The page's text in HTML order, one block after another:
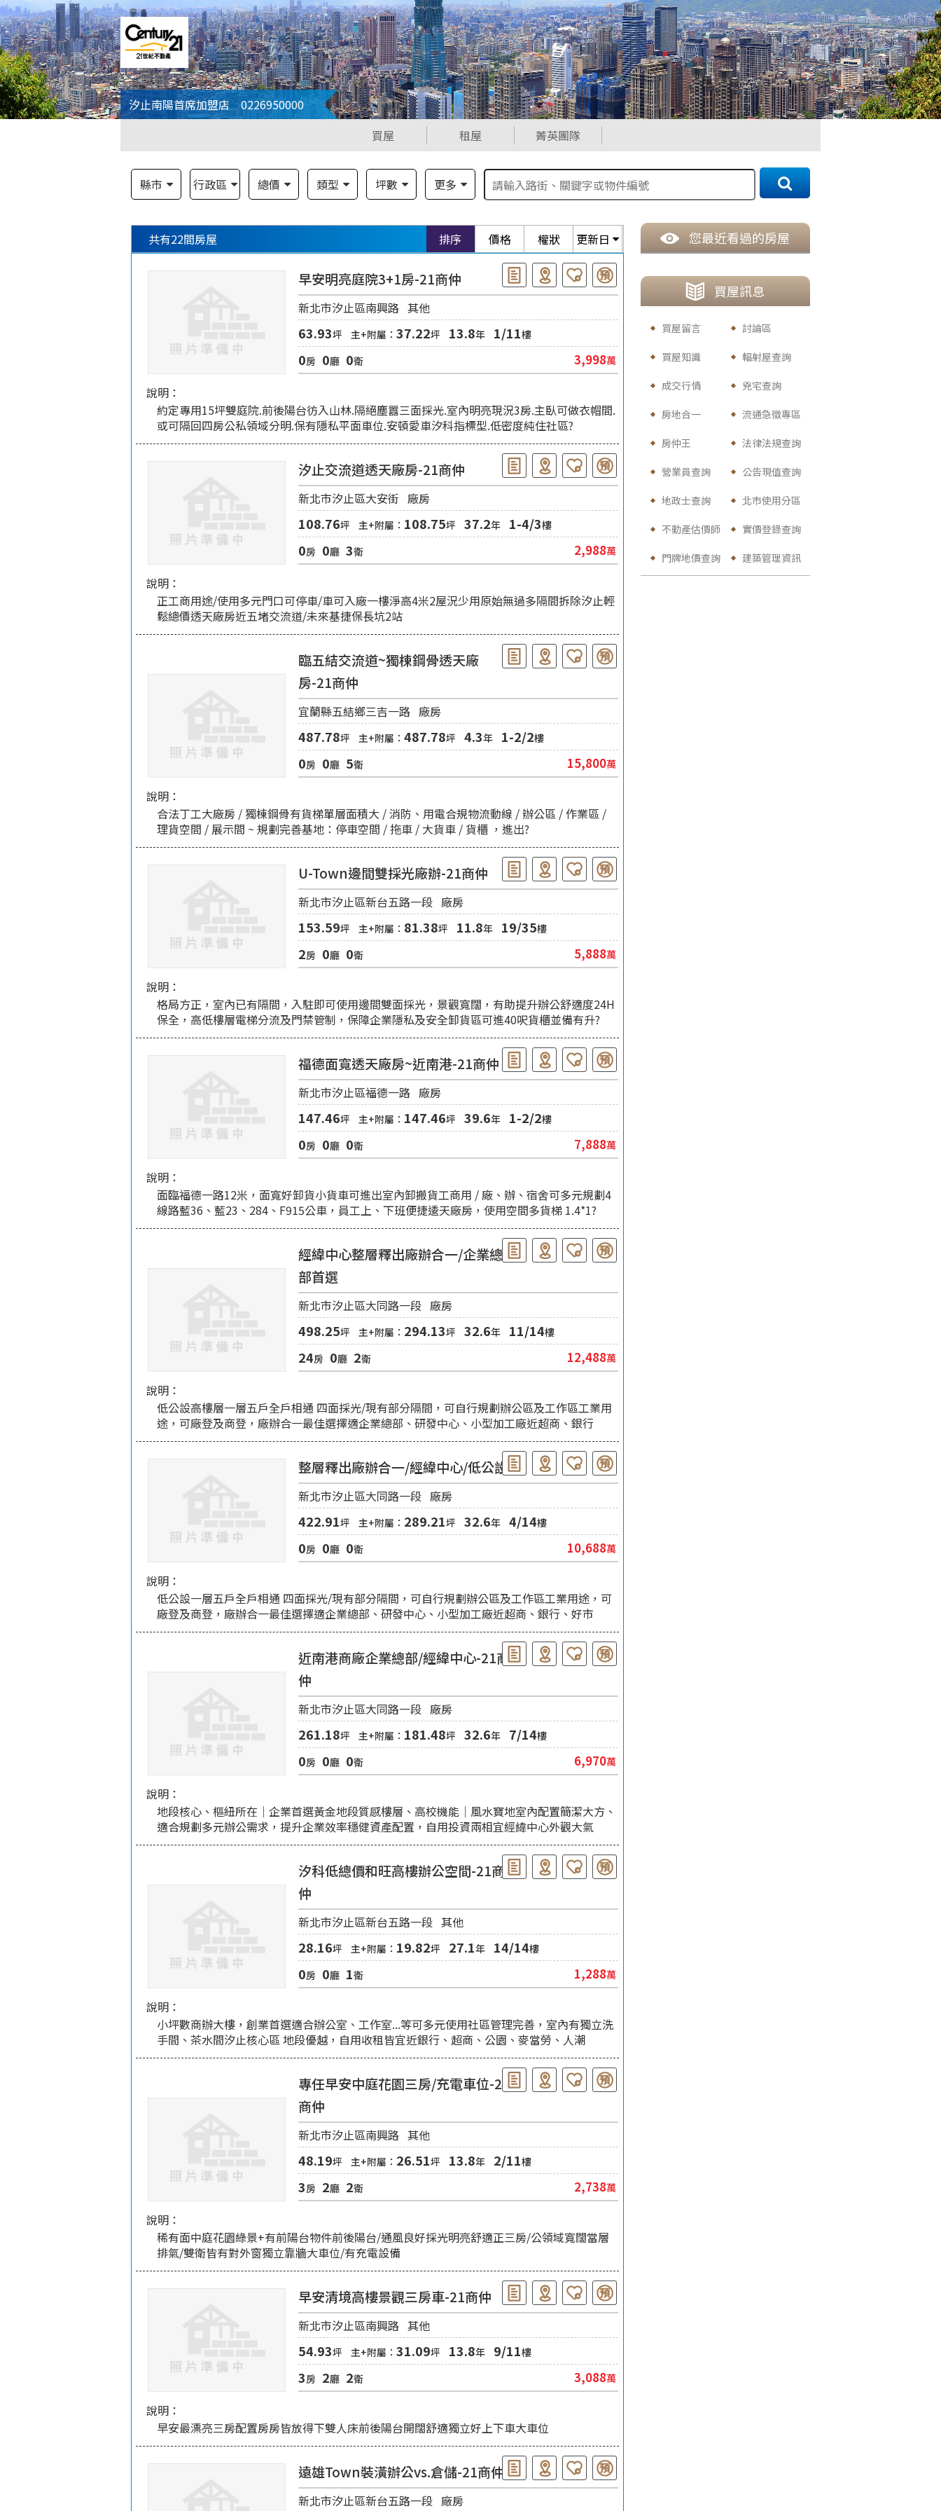
汐止南陽首席加盟店 0226950000
買屋
租屋 菁英團隊
縣市 行政區 總價 類型 坪數 更多
共有22間房屋 排序 價格 權狀 更新日
早安明亮庭院3+1房-21商仲
新北市汐止區南興路 其他
63.93坪 主+附屬：37.22坪 13.8年 1/11樓
0房 0廳 0衛 3,998萬
說明：
約定專用15坪雙庭院.前後陽台彷入山林.隔絕塵囂三面採光.室內明亮現況3房.主臥可做衣帽間.
或可隔回四房公私領域分明.保有隱私平面車位.安頓愛車汐科指標型.低密度純住社區?
汐止交流道透天廠房-21商仲
新北市汐止區大安街 廠房
108.76坪 主+附屬： 108.75坪 37.2年 1-4/3樓
0房 0廳 3衛 2,988萬
說明：
正工商用途/使用多元門口可停車/車可入廠一樓淨高4米2屋況少用原始無過多隔間拆除汐止輕
鬆總價透天廠房近五堵交流道/未來基捷保長坑2站
臨五結交流道~獨棟鋼骨透天廠
房-21商仲
宜蘭縣五結鄉三吉一路 廠房
487.78坪 主+附屬：487.78坪 4.3年 1-2/2樓
0房 0廳 5衛 15,800萬
說明：
合法丁工大廠房 / 獨棟鋼骨有貨梯單層面積大 / 消防、用電合規物流動線 / 辦公區 / 作業區 /
理貨空間 / 展示間 ~ 規劃完善基地：停車空間 / 拖車 / 大貨車 / 貨櫃 ，進出?
U-Town邊間雙採光廠辦-21商仲
新北市汐止區新台五路一段 廠房
153.59坪 主+附屬： 81.38坪 11.8年 19/35樓
2房 0廳 0衛 5,888萬
說明：
格局方正，室內已有隔間，入駐即可使用邊間雙面採光，景觀寬闊，有助提升辦公舒適度24H
保全，高低樓層電梯分流及門禁管制，保障企業隱私及安全卸貨區可進40呎貨櫃並備有升?
福德面寬透天廠房~近南港-21商仲
新北市汐止區福德一路 廠房
147.46坪 主+附屬： 147.46坪 39.6年 1-2/2樓
0房 0廳 0衛 7,888萬
說明：
面臨福德一路12米，面寬好卸貨小貨車可進出室內卸搬貨工商用 / 廠、辦、宿舍可多元規劃4
線路藍36、藍23、284、F915公車，員工上、下班便捷逶天廠房，使用空間多貨梯 1.4*1?
經緯中心整層釋出廠辦合一/企業總
部首選
新北市汐止區大同路一段 廠房
498.25坪 主+附屬： 294.13坪 32.6年 11/14樓
24房 0廳 2衛 12,488萬
說明：
低公設高樓層一層五戶全戶相通 四面採光/現有部分隔間，可自行規劃辦公區及工作區工業用
途，可廠登及商登，廠辦合一最佳選擇適企業總部、研發中心、小型加工廠近超商、銀行
整層釋出廠辦合一/經緯中心/低公設
新北市汐止區大同路一段 廠房
422.91坪 主+附屬： 289.21坪 32.6年 4/14樓
0房 0廳 0衛 10,688萬
說明：
低公設一層五戶全戶相通 四面採光/現有部分隔間，可自行規劃辦公區及工作區工業用途，可
廠登及商登，廠辦合一最佳選擇適企業總部、研發中心、小型加工廠近超商、銀行、好市
近南港商廠企業總部/經緯中心-21商
仲
新北市汐止區大同路一段 廠房
261.18坪 主+附屬： 181.48坪 32.6年 7/14樓
0房 0廳 0衛 6,970萬
說明：
地段核心、樞紐所在｜企業首選黃金地段質感樓層、高校機能｜風水寶地室內配置簡潔大方、
適合規劃多元辦公需求，提升企業效率穩健資產配置，自用投資兩相宜經緯中心外觀大氣
汐科低總價和旺高樓辦公空間-21商
仲
新北市汐止區新台五路一段 其他
28.16坪 主+附屬： 19.82坪 27.1年 14/14樓
0房 0廳 1衛 1,288萬
說明：
小坪數商辦大樓，創業首選適合辦公室、工作室...等可多元使用社區管理完善，室內有獨立洗
手間、茶水間汐止核心區 地段優越，自用收租皆宜近銀行、超商、公園、麥當勞、人潮
專任早安中庭花園三房/充電車位-21
商仲
新北市汐止區南興路 其他
48.19坪 主+附屬： 26.51坪 13.8年 2/11樓
3房 2廳 2衛 2,738萬
說明：
稀有面中庭花園綠景+有前陽台物件前後陽台/通風良好採光明亮舒適正三房/公領域寬闊當層
排氣/雙衛皆有對外窗獨立靠牆大車位/有充電設備
早安清境高樓景觀三房車-21商仲
新北市汐止區南興路 其他
54.93坪 主+附屬：31.09坪 13.8年 9/11樓
3房 2廳 2衛 3,088萬
說明：
早安最漂亮三房配置房房皆放得下雙人床前後陽台開闊舒適獨立好上下車大車位
遠雄Town裝潢辦公vs.倉儲-21商仲
新北市汐止區新台五路一段 廠房
您最近看過的房屋
買屋訊息
買屋留言 討論區
買屋知識 輻射屋查詢
成交行情 兇宅查詢
房地合一 流通急徵專區
房仲王 法律法規查詢
營業員查詢 公告現值查詢
地政士查詢 北市使用分區
不動產估價師 實價登錄查詢
門牌地價查詢 建築管理資訊